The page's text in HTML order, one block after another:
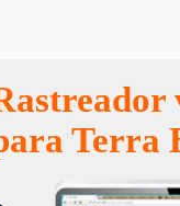
Terra